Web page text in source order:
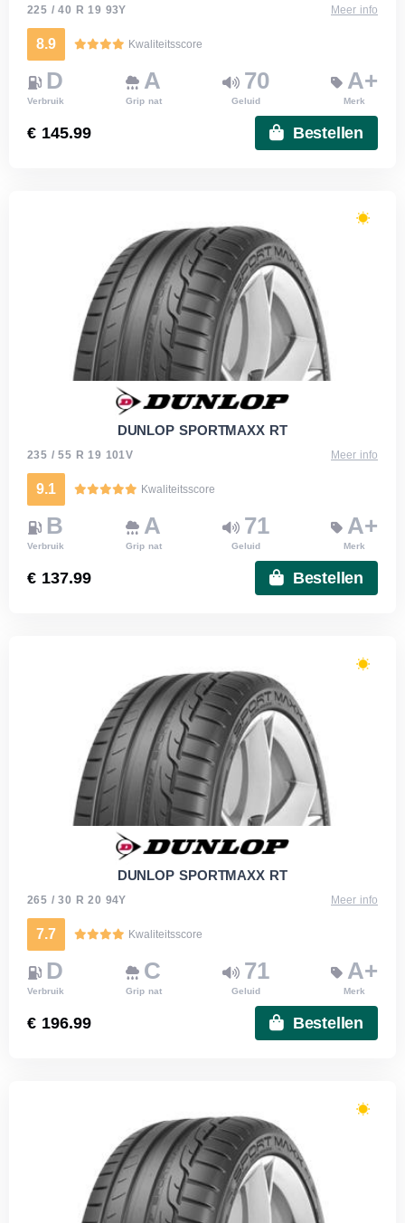
225 / 40 R 19 93Y Meer info
8.9 Kwaliteitsscore
D
Verbruik
A
Grip nat
70
Geluid
A+
Merk
€ 145.99 Bestellen
DUNLOP SPORTMAXX RT
235 / 55 R 19 101V Meer info
9.1 Kwaliteitsscore
B
Verbruik
A
Grip nat
71
Geluid
A+
Merk
€ 137.99 Bestellen
DUNLOP SPORTMAXX RT
265 / 30 R 20 94Y Meer info
7.7 Kwaliteitsscore
D
Verbruik
C
Grip nat
71
Geluid
A+
Merk
€ 196.99 Bestellen